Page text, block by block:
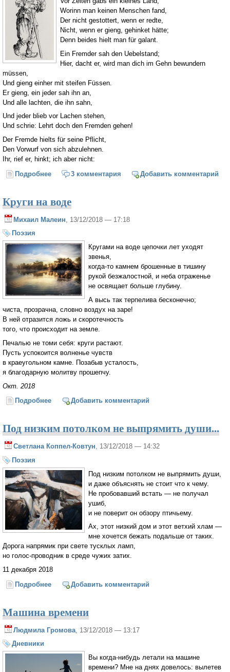
Worinn man keinen Menschen fand,
Der nicht gestottert, wenn er redte,
Nicht, wenn er gieng, gehinket hätte;
Denn beides hielt man für galant.
Ein Fremder sah den Uebelstand;
Hier, dacht er, wird man dich im Gehn bewundern
müssen,
Und gieng einher mit steifen Füssen.
Er gieng, ein jeder sah ihn an,
Und alle lachten, die ihn sahn,
Und jeder blieb vor Lachen stehen,
Und schrie: Lehrt doch den Fremden gehen!
Der Fremde hielts für seine Pflicht,
Den Vorwurf von sich abzulehnen.
Ihr, rief er, hinkt; ich aber nicht:
Подробнее о Страна хромых
3 комментария Добавить комментарий
Круги на воде
Михаил Малеин , 13/12/2018 — 17:18
Поэзия
Кругами на воде цепочки лет уходят
звенья,
когда-то камнем брошенные в тишину
рукой безжалостной, и неба отраженье
не освящает больше глубину.
А высь так терпелива бесконечно;
чиста, прозрачна, словно воздух на заре!
В ней отразится ложь и скоротечность
того, что происходит на земле.
Печалью не томи себя: круги растают.
Пусть успокоится волненье чувств
в краеугольном камне. Позабыв усталость,
я благодарную молитву прошепчу.
Окт. 2018
Подробнее о Круги на воде
Добавить комментарий
Под низким потолком не выпрямить души...
Светлана Коппел-Ковтун , 13/12/2018 — 14:32
Поэзия
Под низким потолком не выпрямить души,
и даже объяснять не стоит что к чему.
Не пробовавший встать — не получал
ушиб,
и не поверит он обзору птичьему.
Ах, этот низкий дом и этот ветхий хлам —
мне хочется бежать подальше от таких.
Дорога напрямик при свете тусклых ламп,
но голос-проводник в среде чужих затих.
11 декабря 2018
Подробнее о Под низким потолком не выпрямить души...
Добавить комментарий
Машина времени
Людмила Громова , 13/12/2018 — 13:17
Дневники
Вы когда-нибудь летали на машине
времени? Мне на днях довелось: вылетев